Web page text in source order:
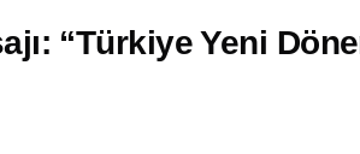
“Türkiye Yeni